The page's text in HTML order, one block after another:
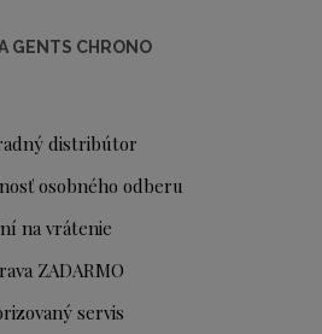
CHRONO
distribútor
osobného odberu
na vrátenie
ZADARMO
servis